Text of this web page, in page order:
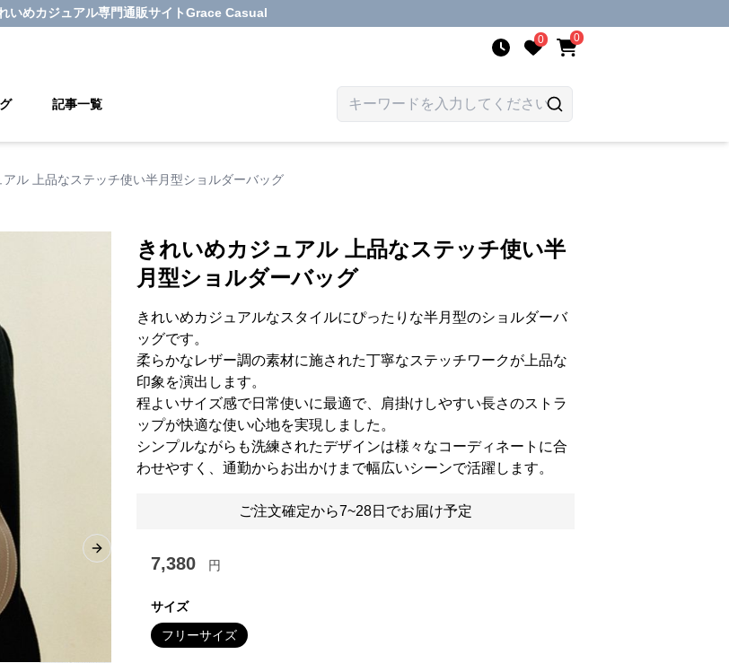
いめカジュアル専門通販サイトGrace Casual
0 0
記事一覧
アル 上品なステッチ使い半月型ショルダーバッグ
Next slide
きれいめカジュアル 上品なステッチ使い半
月型ショルダーバッグ
きれいめカジュアルなスタイルにぴったりな半月型のショルダーバ
ッグです。
柔らかなレザー調の素材に施された丁寧なステッチワークが上品な
印象を演出します。
程よいサイズ感で日常使いに最適で、肩掛けしやすい長さのストラ
ップが快適な使い心地を実現しました。
シンプルながらも洗練されたデザインは様々なコーディネートに合
わせやすく、通勤からお出かけまで幅広いシーンで活躍します。
ご注文確定から7~28日でお届け予定
7,380 円
サイズ
フリーサイズ